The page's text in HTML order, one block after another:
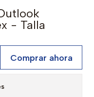
- Talla
Comprar ahora